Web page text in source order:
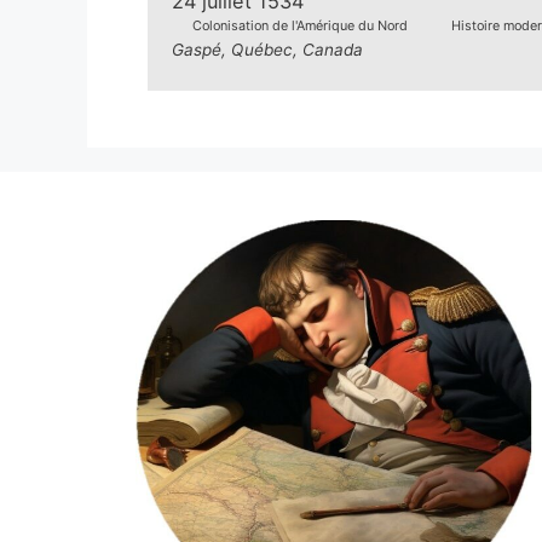
Colonisation de l'Amérique du Nord Histoire
Gaspé, Québec, Canada